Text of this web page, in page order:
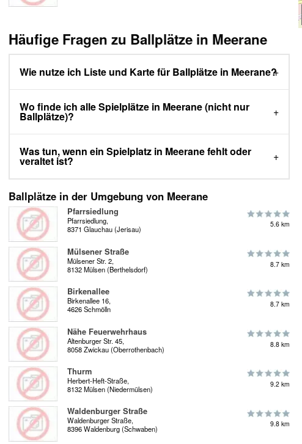
Häufige Fragen zu Ballplätze in Meerane
Wie nutze ich Liste und Karte für Ballplätze in Meerane?
Wo finde ich alle Spielplätze in Meerane (nicht nur
Ballplätze)?
Was tun, wenn ein Spielplatz in Meerane fehlt oder
veraltet ist?
Ballplätze in der Umgebung von Meerane
Pfarrsiedlung
Pfarrsiedlung,
8371 Glauchau (Jerisau)
5.6 km
Mülsener Straße
Mülsener Str. 2,
8132 Mülsen (Berthelsdorf)
8.7 km
Birkenallee
Birkenallee 16,
4626 Schmölln
8.7 km
Nähe Feuerwehrhaus
Altenburger Str. 45,
8058 Zwickau (Oberrothenbach)
8.8 km
Thurm
Herbert-Heft-Straße,
8132 Mülsen (Niedermülsen)
9.2 km
Waldenburger Straße
Waldenburger Straße,
8396 Waldenburg (Schwaben)
9.8 km